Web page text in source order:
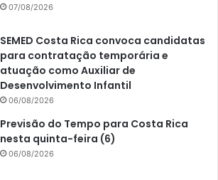
07/08/2026
SEMED Costa Rica convoca candidatas
para contratação temporária e
atuação como Auxiliar de
Desenvolvimento Infantil
06/08/2026
Previsão do Tempo para Costa Rica
nesta quinta-feira (6)
06/08/2026